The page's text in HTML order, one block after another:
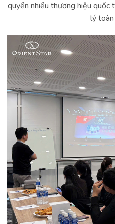
quyền nhiều thương hiệu quốc
lý toàn